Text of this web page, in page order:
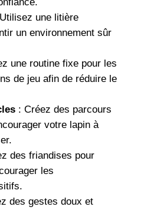
une litière
un environnement sûr
une routine fixe pour les
de jeu afin de réduire le
: Créez des parcours
votre lapin à
des friandises pour
les
des gestes doux et